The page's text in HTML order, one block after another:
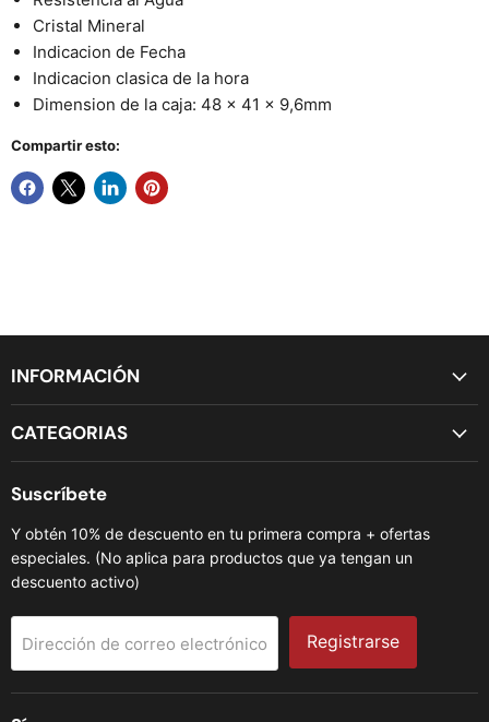
Cristal Mineral
Indicacion de Fecha
Indicacion clasica de la hora
Dimension de la caja: 48 x 41 x 9,6mm
Compartir esto:
INFORMACIÓN
CATEGORIAS
Suscríbete
Y obtén 10% de descuento en tu primera compra + ofertas
especiales. (No aplica para productos que ya tengan un
descuento activo)
Dirección de correo electrónico Registrarse